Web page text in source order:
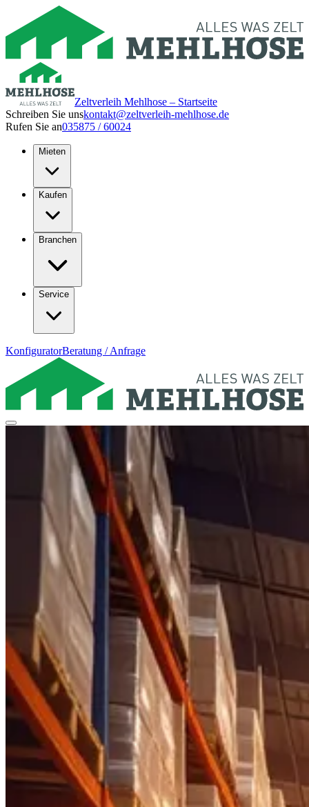
Zeltverleih Mehlhose – Startseite
Schreiben Sie unskontakt@zeltverleih-mehlhose.de
Rufen Sie an035875 / 60024
Mieten
Kaufen
Branchen
Service
KonfiguratorBeratung / Anfrage